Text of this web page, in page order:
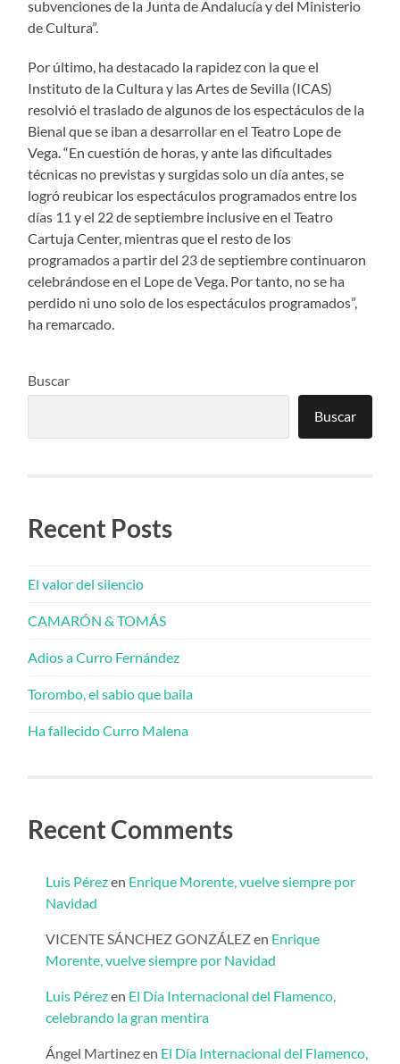
subvenciones de la Junta de Andalucía y del Ministerio
de Cultura”.
Por último, ha destacado la rapidez con la que el
Instituto de la Cultura y las Artes de Sevilla (ICAS)
resolvió el traslado de algunos de los espectáculos de la
Bienal que se iban a desarrollar en el Teatro Lope de
Vega. “En cuestión de horas, y ante las dificultades
técnicas no previstas y surgidas solo un día antes, se
logró reubicar los espectáculos programados entre los
días 11 y el 22 de septiembre inclusive en el Teatro
Cartuja Center, mientras que el resto de los
programados a partir del 23 de septiembre continuaron
celebrándose en el Lope de Vega. Por tanto, no se ha
perdido ni uno solo de los espectáculos programados”,
ha remarcado.
Buscar
Buscar
Recent Posts
El valor del silencio
CAMARÓN & TOMÁS
Adios a Curro Fernández
Torombo, el sabio que baila
Ha fallecido Curro Malena
Recent Comments
Luis Pérezen Enrique Morente, vuelve siempre por
Navidad
VICENTE SÁNCHEZ GONZÁLEZen Enrique
Morente, vuelve siempre por Navidad
Luis Pérezen El Día Internacional del Flamenco,
celebrando la gran mentira
Ángel Martinezen El Día Internacional del Flamenco,